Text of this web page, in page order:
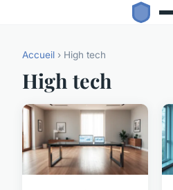
Accueil › High tech
High tech